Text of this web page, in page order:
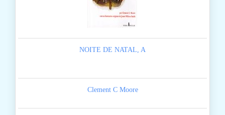
NOITE DE NATAL, A
Clement C Moore